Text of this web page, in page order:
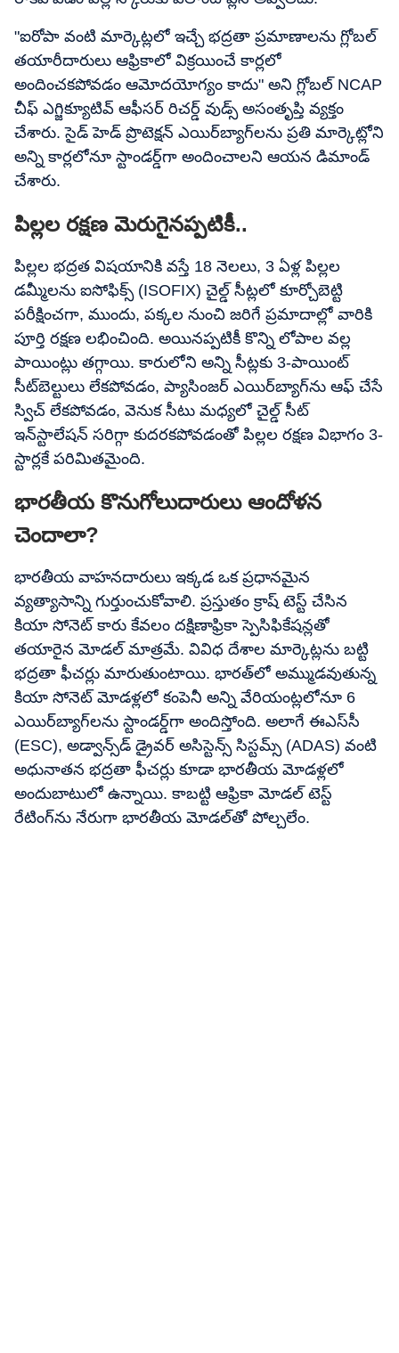
"ఐరోపా వంటి మార్కెట్లలో ఇచ్చే భద్రతా ప్రమాణాలను గ్లోబల్
తయారీదారులు ఆఫ్రికాలో విక్రయించే కార్లలో
అందించకపోవడం ఆమోదయోగ్యం కాదు" అని గ్లోబల్ NCAP
చీఫ్ ఎగ్జిక్యూటివ్ ఆఫీసర్ రిచర్డ్ వుడ్స్ అసంతృప్తి వ్యక్తం
చేశారు. సైడ్ హెడ్ ప్రొటెక్షన్ ఎయిర్‌బ్యాగ్‌లను ప్రతి మార్కెట్లోని
అన్ని కార్లలోనూ స్టాండర్డ్‌గా అందించాలని ఆయన డిమాండ్
చేశారు.
పిల్లల రక్షణ మెరుగైనప్పటికీ..
పిల్లల భద్రత విషయానికి వస్తే 18 నెలలు, 3 ఏళ్ల పిల్లల
డమ్మీలను ఐసోఫిక్స్ (ISOFIX) చైల్డ్ సీట్లలో కూర్చోబెట్టి
పరీక్షించగా, ముందు, పక్కల నుంచి జరిగే ప్రమాదాల్లో వారికి
పూర్తి రక్షణ లభించింది. అయినప్పటికీ కొన్ని లోపాల వల్ల
పాయింట్లు తగ్గాయి. కారులోని అన్ని సీట్లకు 3-పాయింట్
సీట్‌బెల్టులు లేకపోవడం, ప్యాసింజర్ ఎయిర్‌బ్యాగ్‌ను ఆఫ్ చేసే
స్విచ్ లేకపోవడం, వెనుక సీటు మధ్యలో చైల్డ్ సీట్
ఇన్‌స్టాలేషన్ సరిగ్గా కుదరకపోవడంతో పిల్లల రక్షణ విభాగం 3-
స్టార్లకే పరిమితమైంది.
భారతీయ కొనుగోలుదారులు ఆందోళన
చెందాలా?
భారతీయ వాహనదారులు ఇక్కడ ఒక ప్రధానమైన
వ్యత్యాసాన్ని గుర్తుంచుకోవాలి. ప్రస్తుతం క్రాష్ టెస్ట్ చేసిన
కియా సోనెట్ కారు కేవలం దక్షిణాఫ్రికా స్పెసిఫికేషన్లతో
తయారైన మోడల్ మాత్రమే. వివిధ దేశాల మార్కెట్లను బట్టి
భద్రతా ఫీచర్లు మారుతుంటాయి. భారత్‌లో అమ్ముడవుతున్న
కియా సోనెట్ మోడళ్లలో కంపెనీ అన్ని వేరియంట్లలోనూ 6
ఎయిర్‌బ్యాగ్‌లను స్టాండర్డ్‌గా అందిస్తోంది. అలాగే ఈఎస్‌సీ
(ESC), అడ్వాన్స్‌డ్ డ్రైవర్ అసిస్టెన్స్ సిస్టమ్స్ (ADAS) వంటి
అధునాతన భద్రతా ఫీచర్లు కూడా భారతీయ మోడళ్లలో
అందుబాటులో ఉన్నాయి. కాబట్టి ఆఫ్రికా మోడల్ టెస్ట్
రేటింగ్‌ను నేరుగా భారతీయ మోడల్‌తో పోల్చలేం.